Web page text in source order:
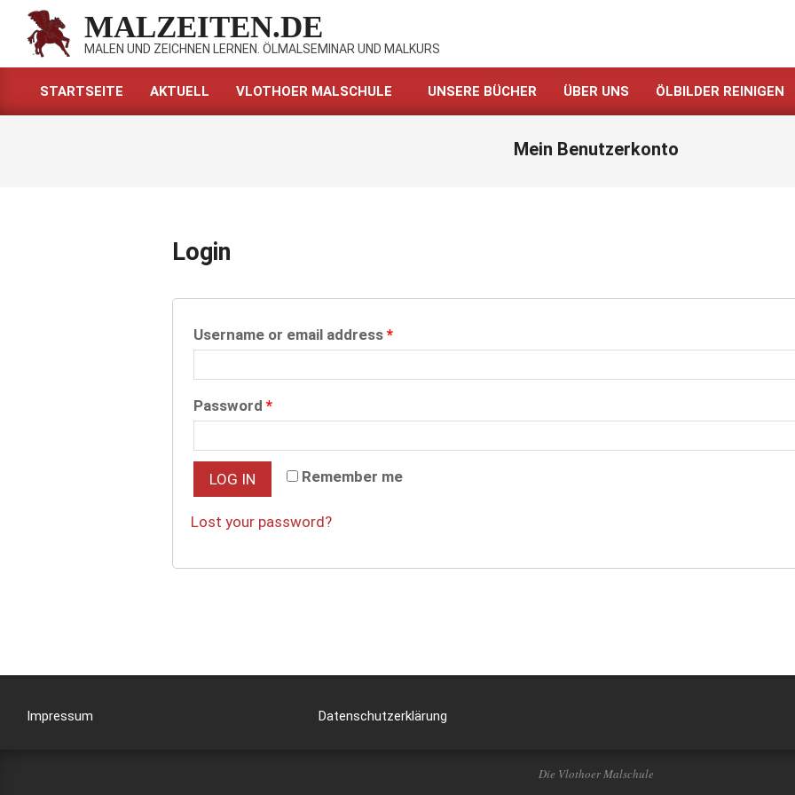
content
MALZEITEN.DE
MALEN UND ZEICHNEN LERNEN. ÖLMALSEMINAR UND MALKURS
Primary
STARTSEITE AKTUELL VLOTHOER MALSCHULE UNSERE BÜCHER ÜBER UNS ÖLBILDER REINIGEN
Mein Benutzerkonto
Login
Username or email address*
Password*
Remember me
LOG IN
Lost your password?
Impressum Datenschutzerklärung
Die Vlothoer Malschule